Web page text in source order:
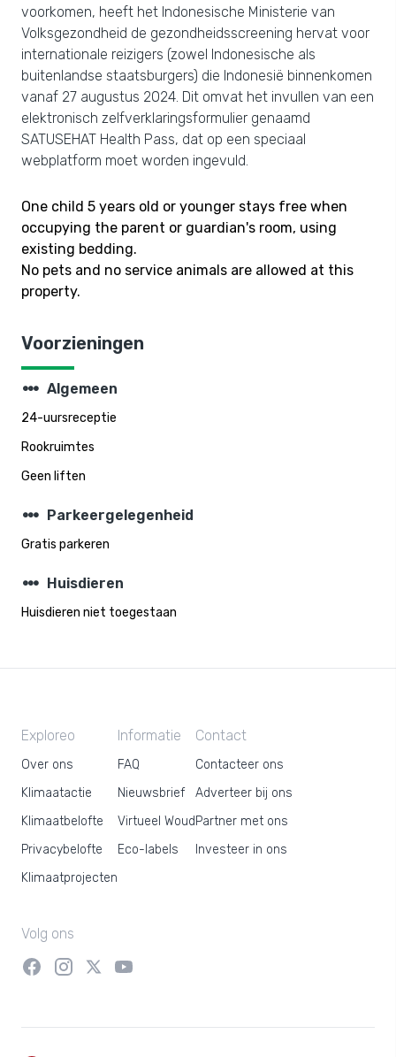
voorkomen, heeft het Indonesische Ministerie van
Volksgezondheid de gezondheidsscreening hervat voor
internationale reizigers (zowel Indonesische als
buitenlandse staatsburgers) die Indonesië binnenkomen
vanaf 27 augustus 2024. Dit omvat het invullen van een
elektronisch zelfverklaringsformulier genaamd
SATUSEHAT Health Pass, dat op een speciaal
webplatform moet worden ingevuld.
One child 5 years old or younger stays free when
occupying the parent or guardian's room, using
existing bedding.
No pets and no service animals are allowed at this
property.
Voorzieningen
steppers Algemeen
24-uursreceptie
Rookruimtes
Geen liften
steppers Parkeergelegenheid
Gratis parkeren
steppers Huisdieren
Huisdieren niet toegestaan
Exploreo
Over ons
Klimaatactie
Klimaatbelofte
Privacybelofte
Klimaatprojecten
Informatie
FAQ
Nieuwsbrief
Virtueel Woud
Eco-labels
Contact
Contacteer ons
Adverteer bij ons
Partner met ons
Investeer in ons
Volg ons